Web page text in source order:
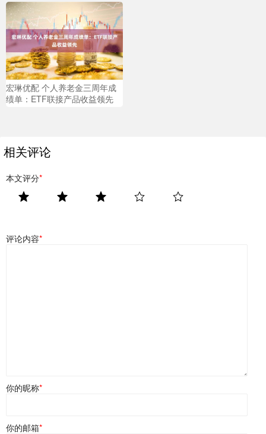
宏琳优配 个人养老金三周年成
绩单：ETF联接产品收益领先
相关评论
本文评分*
评论内容*
你的昵称*
你的邮箱*